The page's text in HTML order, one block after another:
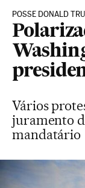
POSSE DONALD
Vários
juramento
mandatário